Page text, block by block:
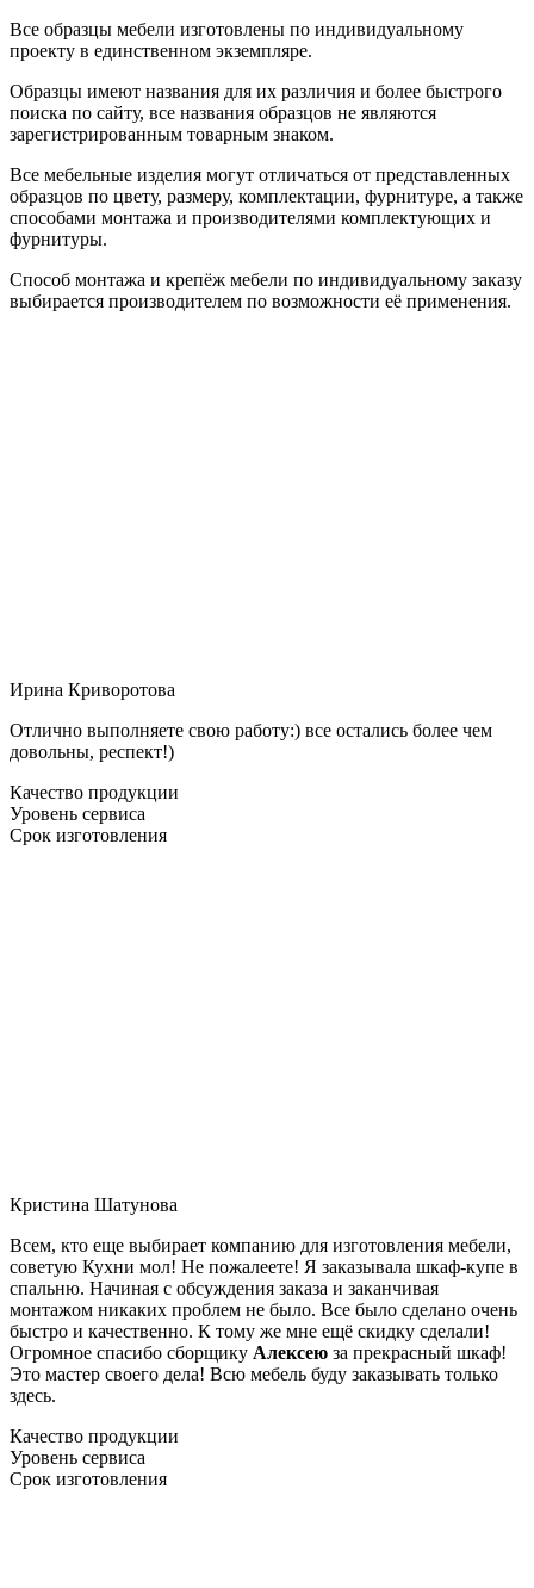
Все образцы мебели изготовлены по индивидуальному
проекту в единственном экземпляре.
Образцы имеют названия для их различия и более быстрого
поиска по сайту, все названия образцов не являются
зарегистрированным товарным знаком.
Все мебельные изделия могут отличаться от представленных
образцов по цвету, размеру, комплектации, фурнитуре, а также
способами монтажа и производителями комплектующих и
фурнитуры.
Способ монтажа и крепёж мебели по индивидуальному заказу
выбирается производителем по возможности её применения.
Ирина Криворотова
Отлично выполняете свою работу:) все остались более чем
довольны, респект!)
Качество продукции
Уровень сервиса
Срок изготовления
Кристина Шатунова
Всем, кто еще выбирает компанию для изготовления мебели,
советую Кухни мол! Не пожалеете! Я заказывала шкаф-купе в
спальню. Начиная с обсуждения заказа и заканчивая
монтажом никаких проблем не было. Все было сделано очень
быстро и качественно. К тому же мне ещё скидку сделали!
Огромное спасибо сборщику Алексею за прекрасный шкаф!
Это мастер своего дела! Всю мебель буду заказывать только
здесь.
Качество продукции
Уровень сервиса
Срок изготовления